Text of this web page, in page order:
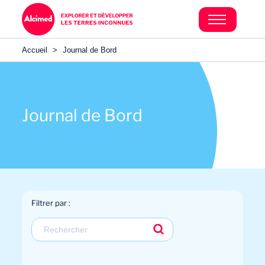
Accueil > Journal de Bord
Journal de Bord
Filtrer par :